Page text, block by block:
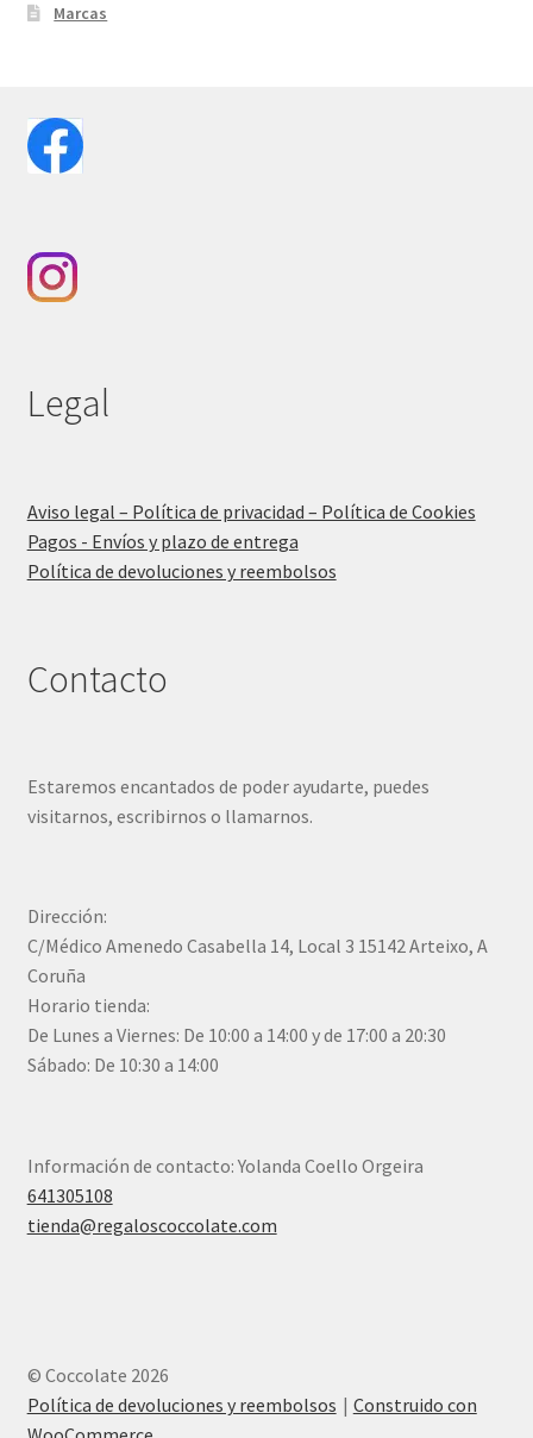
Marcas
Legal
Aviso legal – Política de privacidad – Política de Cookies
Pagos - Envíos y plazo de entrega
Política de devoluciones y reembolsos
Contacto
Estaremos encantados de poder ayudarte, puedes
visitarnos, escribirnos o llamarnos.
Dirección:
C/Médico Amenedo Casabella 14, Local 3 15142 Arteixo, A
Coruña
Horario tienda:
De Lunes a Viernes: De 10:00 a 14:00 y de 17:00 a 20:30
Sábado: De 10:30 a 14:00
Información de contacto: Yolanda Coello Orgeira
641305108
tienda@regaloscoccolate.com
© Coccolate 2026
Política de devoluciones y reembolsos
Construido con